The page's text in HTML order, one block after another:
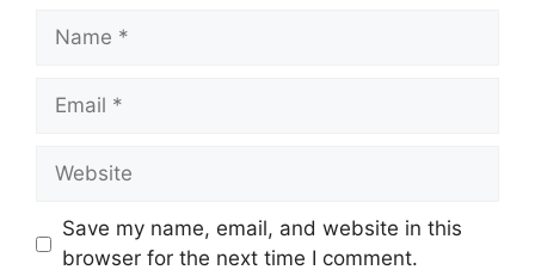
Name
Email
Website
Save my name, email, and website in this
browser for the next time I comment.